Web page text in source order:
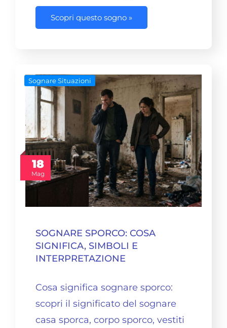
Scopri questo sogno »
18
Mag
Sognare Situazioni
SOGNARE SPORCO: COSA
SIGNIFICA, SIMBOLI E
INTERPRETAZIONE
Cosa significa sognare sporco:
scopri il significato del sognare
casa sporca, corpo sporco, vestiti